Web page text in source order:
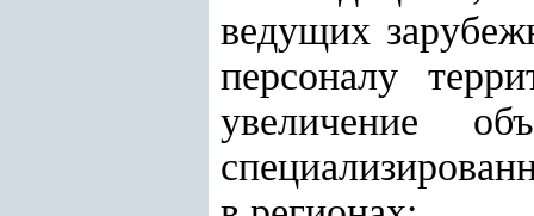
ведущих
персоналу
увеличение